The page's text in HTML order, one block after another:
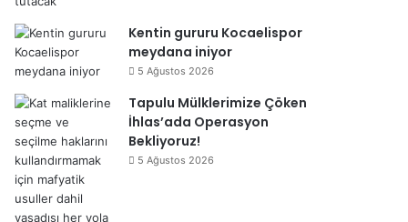
Kentin gururu Kocaelispor
meydana iniyor
5 Ağustos 2026
Tapulu Mülklerimize Çöken
İhlas’ada Operasyon
Bekliyoruz!
5 Ağustos 2026